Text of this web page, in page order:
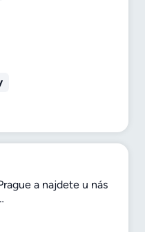
a najdete u nás